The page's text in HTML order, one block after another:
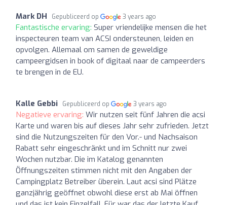
Mark DH Gepubliceerd op 3 years ago
Fantastische ervaring: Super vriendelijke mensen die het
inspecteuren team van ACSI ondersteunen, leiden en
opvolgen. Allemaal om samen de geweldige
campeergidsen in book of digitaal naar de campeerders
te brengen in de EU.
Kalle Gebbi Gepubliceerd op 3 years ago
Negatieve ervaring: Wir nutzen seit fünf Jahren die acsi
Karte und waren bis auf dieses Jahr sehr zufrieden. Jetzt
sind die Nutzungszeiten für den Vor.- und Nachsaison
Rabatt sehr eingeschränkt und im Schnitt nur zwei
Wochen nutzbar. Die im Katalog genannten
Öffnungszeiten stimmen nicht mit den Angaben der
Campingplatz Betreiber überein. Laut acsi sind Plätze
ganzjährig geöffnet obwohl diese erst ab Mai öffnen